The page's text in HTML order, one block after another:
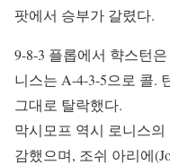
팟에서 승부가 갈렸다.
9-8-3 플롭에서 햑스턴
니스는 A-4-3-5으로 콜.
그대로 탈락했다.
막시모프 역시 로니스
감했으며, 조쉬 아리에